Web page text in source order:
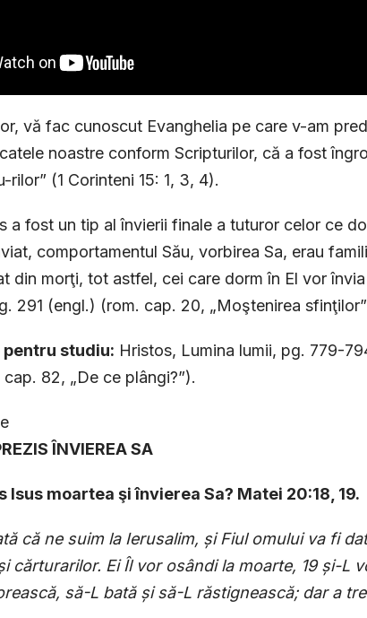
vă fac cunoscut Evanghelia pe care v-am
noastre conform Scripturilor, că a fost
rilor” (1 Corinteni 15: 1, 3, 4).
a fost un tip al învierii finale a tuturor celor ce
comportamentul Său, vorbirea Sa, erau
din morţi, tot astfel, cei care dorm în El vor
291 (engl.) (rom. cap. 20, „Moştenirea
studiu: Hristos, Lumina lumii, pg. 779-
82, „De ce plângi?”).
ÎNVIEREA SA
Isus moartea şi învierea Sa? Matei 20:18, 19.
că ne suim la Ierusalim, şi Fiul omului va fi
cărturarilor. Ei Îl vor osândi la moarte, 19 şi-L
să-L bată şi să-L răstignească; dar a